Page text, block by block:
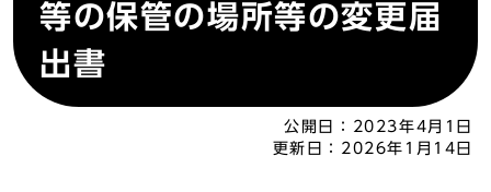
等の保管の場所等の変更届
出書
公開日：
2023年4月1日
更新日： 2026年1月14日